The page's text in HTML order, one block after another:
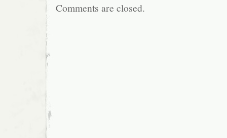
Comments are closed.